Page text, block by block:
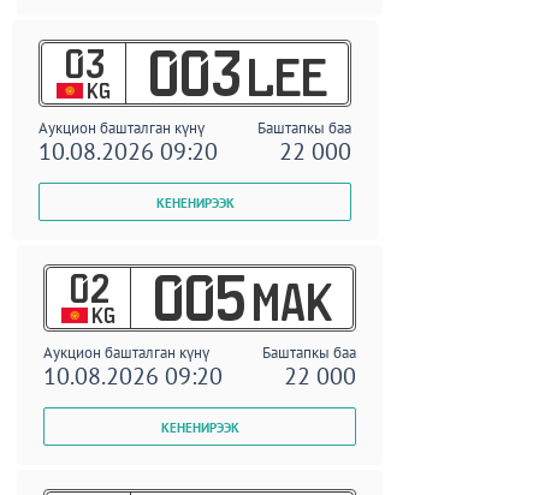
03
KG 003 LEE
Аукцион башталган күнү Баштапкы баа
10.08.2026 09:20 22 000
02
KG 005 MAK
Аукцион башталган күнү Баштапкы баа
10.08.2026 09:20 22 000